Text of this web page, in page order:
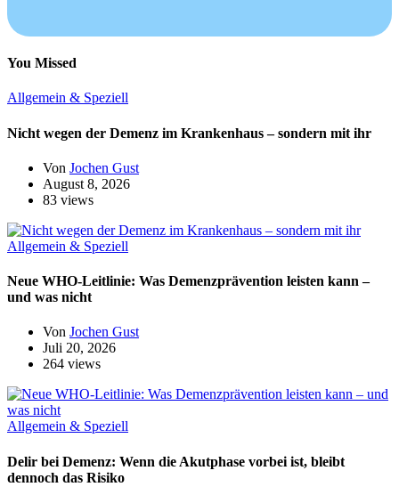
You Missed
Allgemein & Speziell
Nicht wegen der Demenz im Krankenhaus – sondern mit ihr
Von Jochen Gust
August 8, 2026
83 views
Allgemein & Speziell
Neue WHO-Leitlinie: Was Demenzprävention leisten kann –
und was nicht
Von Jochen Gust
Juli 20, 2026
264 views
Allgemein & Speziell
Delir bei Demenz: Wenn die Akutphase vorbei ist, bleibt
dennoch das Risiko